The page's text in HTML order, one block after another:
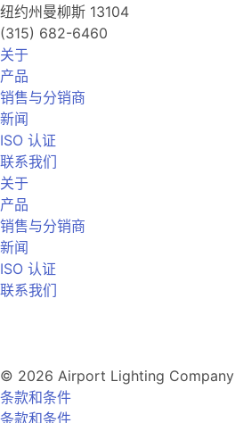
纽约州曼柳斯 13104
(315) 682-6460
关于
产品
销售与分销商
新闻
ISO 认证
联系我们
关于
产品
销售与分销商
新闻
ISO 认证
联系我们
© 2026 Airport Lighting Company
条款和条件
条款和条件